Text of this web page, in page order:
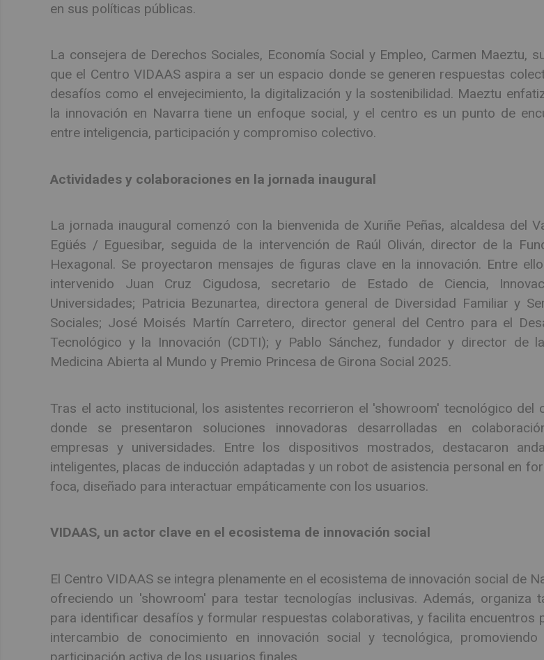
en sus políticas públicas.
La consejera de Derechos Sociales, Economía Social y Empleo, Carmen Maeztu,
que el Centro VIDAAS aspira a ser un espacio donde se generen respuestas
desafíos como el envejecimiento, la digitalización y la sostenibilidad. Maeztu
la innovación en Navarra tiene un enfoque social, y el centro es un punto de
entre inteligencia, participación y compromiso colectivo.
Actividades y colaboraciones en la jornada inaugural
La jornada inaugural comenzó con la bienvenida de Xuriñe Peñas, alcaldesa del
Egüés / Eguesibar, seguida de la intervención de Raúl Oliván, director de la
Hexagonal. Se proyectaron mensajes de figuras clave en la innovación. Entre
intervenido Juan Cruz Cigudosa, secretario de Estado de Ciencia,
Universidades; Patricia Bezunartea, directora general de Diversidad Familiar y
Sociales; José Moisés Martín Carretero, director general del Centro para el
Tecnológico y la Innovación (CDTI); y Pablo Sánchez, fundador y director de
Medicina Abierta al Mundo y Premio Princesa de Girona Social 2025.
Tras el acto institucional, los asistentes recorrieron el 'showroom' tecnológico del
donde se presentaron soluciones innovadoras desarrolladas en
empresas y universidades. Entre los dispositivos mostrados, destacaron
inteligentes, placas de inducción adaptadas y un robot de asistencia personal en
foca, diseñado para interactuar empáticamente con los usuarios.
VIDAAS, un actor clave en el ecosistema de innovación social
El Centro VIDAAS se integra plenamente en el ecosistema de innovación social de
ofreciendo un 'showroom' para testar tecnologías inclusivas. Además, organiza
para identificar desafíos y formular respuestas colaborativas, y facilita encuentros
intercambio de conocimiento en innovación social y tecnológica,
participación activa de los usuarios finales.